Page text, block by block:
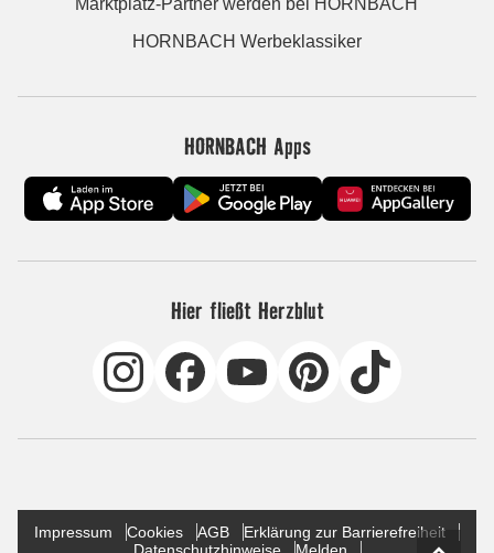
Marktplatz-Partner werden bei HORNBACH
HORNBACH Werbeklassiker
HORNBACH Apps
Hier fließt Herzblut
Impressum Cookies AGB
Erklärung zur Barrierefreiheit